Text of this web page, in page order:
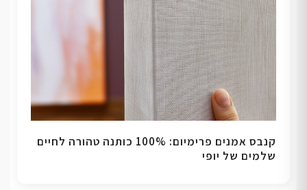
קנבס אמנים פרימיום: 100% כותנה טהורה לחיים
שלמים של יופי